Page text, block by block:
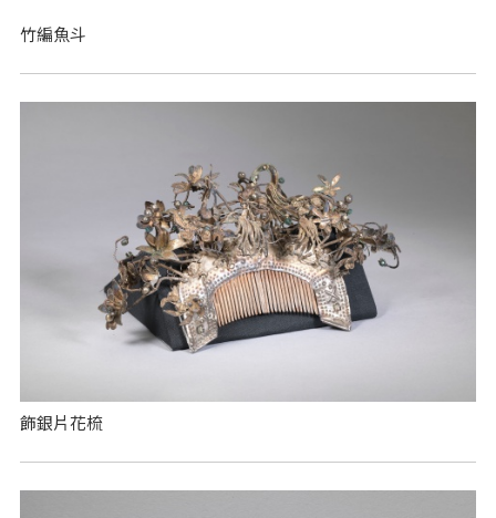
竹編魚斗
飾銀片花梳